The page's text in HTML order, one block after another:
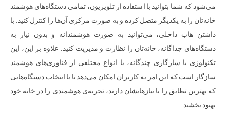
می‌شود که شما بتوانید با استفاده از تلویزیون، تمامی دستگاه‌های هوشمند
خانه‌تان را به یکدیگر متصل کرده و به صورت مرکزی آن‌ها را کنترل کنید. با
داشتن هاب داخلی، می‌توانید به صورت هوشمندانه و بدون نیاز به
دستگاه‌های جداگانه، خانه‌تان را نظارت و مدیریت کنید. علاوه بر این، این
تکنولوژی با سازگاری چندگانه، با انواع مختلفی از فناوری‌های هوشمند
سازگار است که این امر به کاربران امکان می‌دهد تا با انتخاب دستگاه‌هایی
که بهترین تطابق را با نیازهایشان دارند، تجربه‌ی هوشمندی را در خانه خود
بهبود بخشند.